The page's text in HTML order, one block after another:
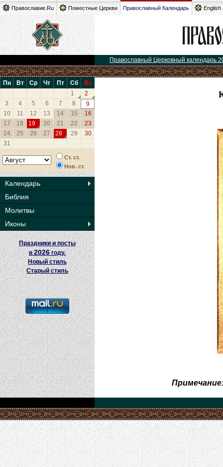
Православие.Ru Поместные Церкви Православный Календарь English
Православный Церковный календарь
Пн Вт Ср Чт Пт Сб
Вс
1
2
3
4 5 6 7 8
9
10
11 12 13 14 15
16
17
18 19 20 21 22
23
24
25 26 27 28 29
30
31
Ст. ст.
Нов. ст.
Календарь
Библия
Молитвы
Иконы
Праздники и посты
в2026 году.
Новый стиль
Старый стиль